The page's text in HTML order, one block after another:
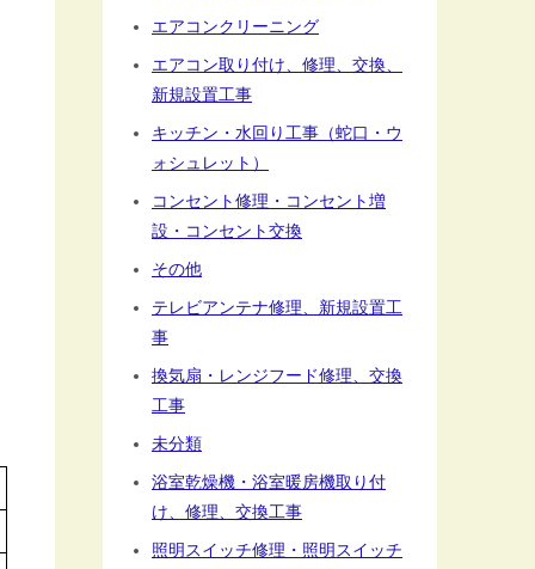
エアコンクリーニング
エアコン取り付け、修理、交換、
新規設置工事
キッチン・水回り工事（蛇口・ウ
ォシュレット）
コンセント修理・コンセント増
設・コンセント交換
その他
テレビアンテナ修理、新規設置工
事
換気扇・レンジフード修理、交換
工事
未分類
浴室乾燥機・浴室暖房機取り付
け、修理、交換工事
照明スイッチ修理・照明スイッチ